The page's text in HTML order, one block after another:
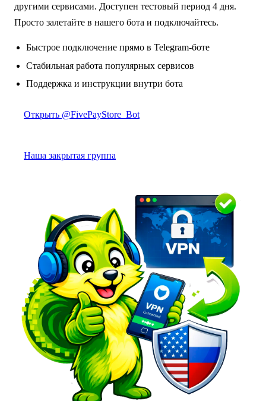
другими сервисами. Доступен тестовый период 4 дня.
Просто залетайте в нашего бота и подключайтесь.
Быстрое подключение прямо в Telegram-боте
Стабильная работа популярных сервисов
Поддержка и инструкции внутри бота
Открыть @FivePayStore_Bot
Наша закрытая группа